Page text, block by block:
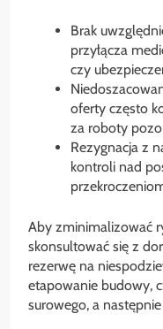
Brak
przyłącza
czy
oferty często
za roboty
Rezygnacja z
kontroli nad
Aby zminimalizować
skonsultować się z
rezerwę na
etapowanie budowy,
surowego, a